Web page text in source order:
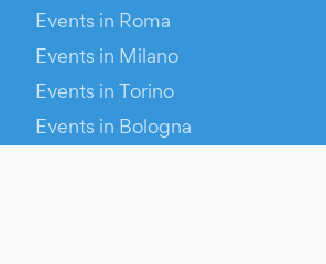
Events in Roma
Events in Milano
Events in Torino
Events in Bologna